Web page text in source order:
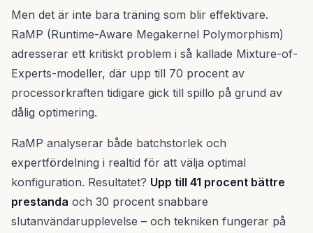
Men det är inte bara träning som blir effektivare.
RaMP (Runtime-Aware Megakernel Polymorphism)
adresserar ett kritiskt problem i så kallade Mixture-of-
Experts-modeller, där upp till 70 procent av
processorkraften tidigare gick till spillo på grund av
dålig optimering.
RaMP analyserar både batchstorlek och
expertfördelning i realtid för att välja optimal
konfiguration. Resultatet? Upp till 41 procent bättre
prestanda och 30 procent snabbare
slutanvändarupplevelse – och tekniken fungerar på